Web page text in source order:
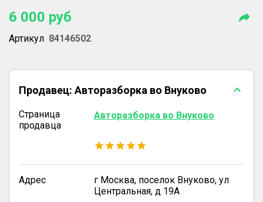
6 000 руб
Артикул 84146502
Продавец: Авторазборка во Внуково
Страница
продавца
Авторазборка во Внуково
Адрес
г Москва, поселок Внуково, ул
Центральная, д 19А